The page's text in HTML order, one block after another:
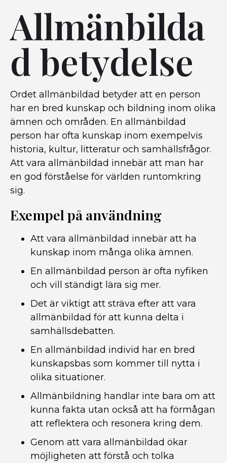
Allmänbilda
d betydelse
Ordet allmänbildad betyder att en person
har en bred kunskap och bildning inom olika
ämnen och områden. En allmänbildad
person har ofta kunskap inom exempelvis
historia, kultur, litteratur och samhällsfrågor.
Att vara allmänbildad innebär att man har
en god förståelse för världen runtomkring
sig.
Exempel på användning
Att vara allmänbildad innebär att ha
kunskap inom många olika ämnen.
En allmänbildad person är ofta nyfiken
och vill ständigt lära sig mer.
Det är viktigt att sträva efter att vara
allmänbildad för att kunna delta i
samhällsdebatten.
En allmänbildad individ har en bred
kunskapsbas som kommer till nytta i
olika situationer.
Allmänbildning handlar inte bara om att
kunna fakta utan också att ha förmågan
att reflektera och resonera kring dem.
Genom att vara allmänbildad ökar
möjligheten att förstå och tolka